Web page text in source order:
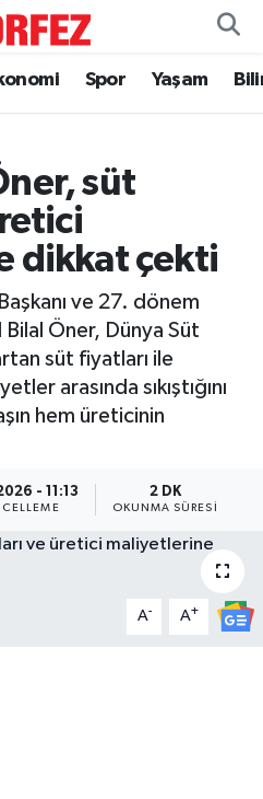
Spor Yaşam
süt
dikkat çekti
ve 27. dönem
Öner, Dünya Süt
süt fiyatları ile
arasında sıkıştığını
hem üreticinin
- 11:13 2 DK
OKUNMA SÜRESI
A- A+
ve Fikstür